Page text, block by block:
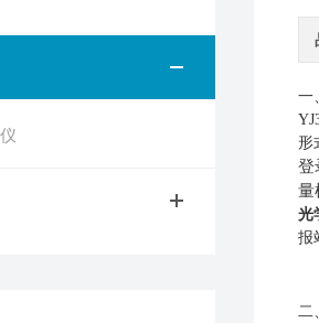
一
形
登
量
光
报
二